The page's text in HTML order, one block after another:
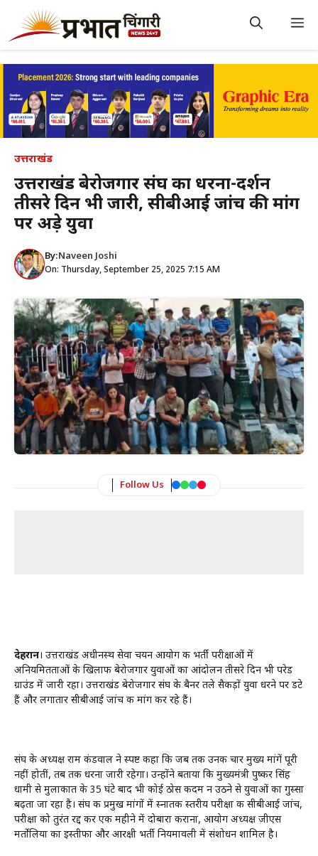
content
उत्तराखंड
उत्तराखंड बेरोजगार संघ का धरना-प्रदर्शन
तीसरे दिन भी जारी, सीबीआई जांच की मांग
पर अड़े युवा
By:Naveen Joshi
On: Thursday, September 25, 2025 7:15 AM
Follow Us
देहरादून। उत्तराखंड अधीनस्थ सेवा चयन आयोग की भर्ती परीक्षाओं में
अनियमितताओं के खिलाफ बेरोजगार युवाओं का आंदोलन तीसरे दिन भी परेड
ग्राउंड में जारी रहा। उत्तराखंड बेरोजगार संघ के बैनर तले सैकड़ों युवा धरने पर डटे
हैं और लगातार सीबीआई जांच की मांग कर रहे हैं।
संघ के अध्यक्ष राम कंडवाल ने स्पष्ट कहा कि जब तक उनकी चार मुख्य मांगें पूरी
नहीं होतीं, तब तक धरना जारी रहेगा। उन्होंने बताया कि मुख्यमंत्री पुष्कर सिंह
धामी से मुलाकात के 35 घंटे बाद भी कोई ठोस कदम न उठने से युवाओं का गुस्सा
बढ़ता जा रहा है। संघ की प्रमुख मांगों में स्नातक स्तरीय परीक्षा की सीबीआई जांच,
परीक्षा को तुरंत रद्द कर एक महीने में दोबारा कराना, आयोग अध्यक्ष जीएस
मर्तोलिया का इस्तीफा और आरक्षी भर्ती नियमावली में संशोधन शामिल है।